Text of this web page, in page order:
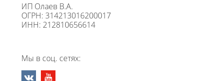
ИП Олаев В.А.
ОГРН: 314213016200017
ИНН: 212810656614
Мы в соц. сетях: